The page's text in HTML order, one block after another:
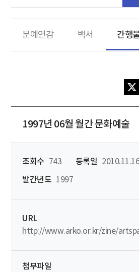
문예연감 백서 간행
1997년 06월 월간 문화예술
조회수 743 등록일
2010.11.16
발간년도 1997
URL
http://www.arko.or.kr/zine/
첨부파일